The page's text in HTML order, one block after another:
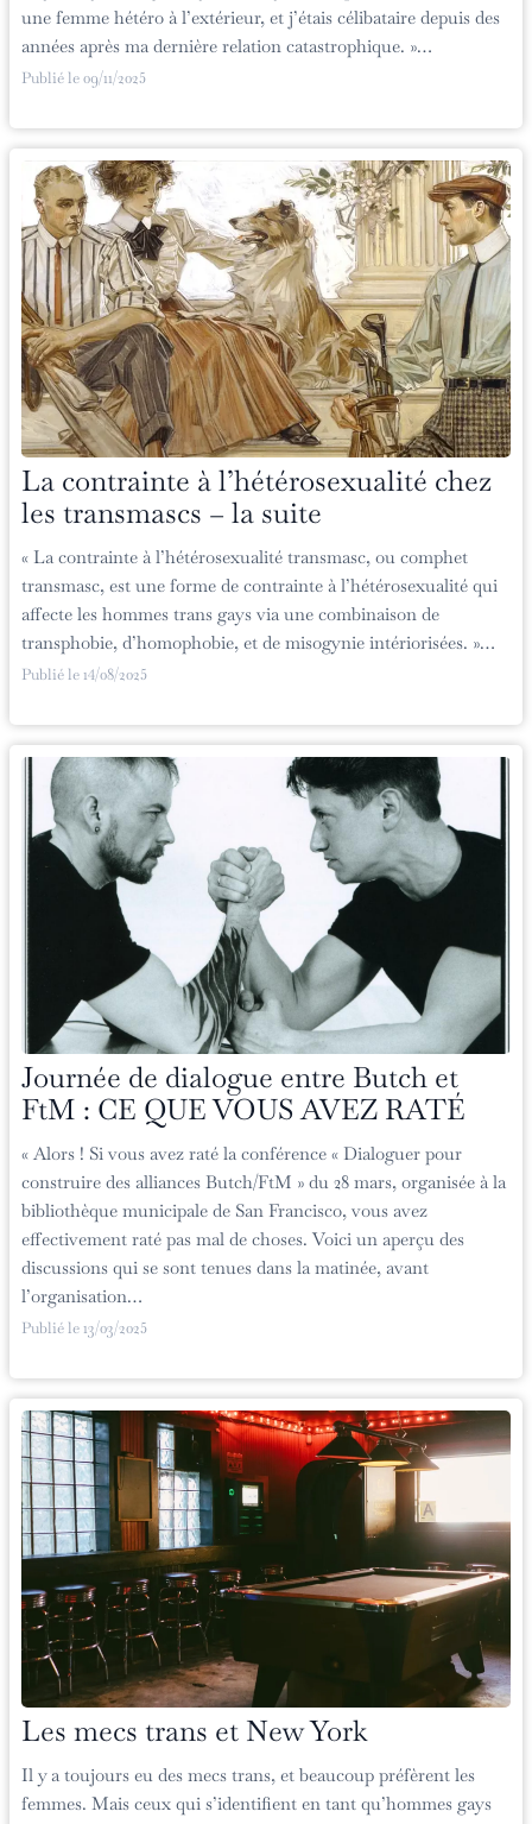
Publié le 09/11/2025
une femme hétéro à l’extérieur, et j’étais célibataire depuis des
années après ma dernière relation catastrophique. »…
La contrainte à l’hétérosexualité chez
les transmascs – la suite
Publié le 14/08/2025
« La contrainte à l’hétérosexualité transmasc, ou comphet
transmasc, est une forme de contrainte à l’hétérosexualité qui
affecte les hommes trans gays via une combinaison de
transphobie, d’homophobie, et de misogynie intériorisées. »…
Journée de dialogue entre Butch et
FtM : CE QUE VOUS AVEZ RATÉ
Publié le 13/03/2025
« Alors ! Si vous avez raté la conférence « Dialoguer pour
construire des alliances Butch/FtM » du 28 mars, organisée à la
bibliothèque municipale de San Francisco, vous avez
effectivement raté pas mal de choses. Voici un aperçu des
discussions qui se sont tenues dans la matinée, avant
l’organisation…
Les mecs trans et New York
Il y a toujours eu des mecs trans, et beaucoup préfèrent les
femmes. Mais ceux qui s’identifient en tant qu’hommes gays